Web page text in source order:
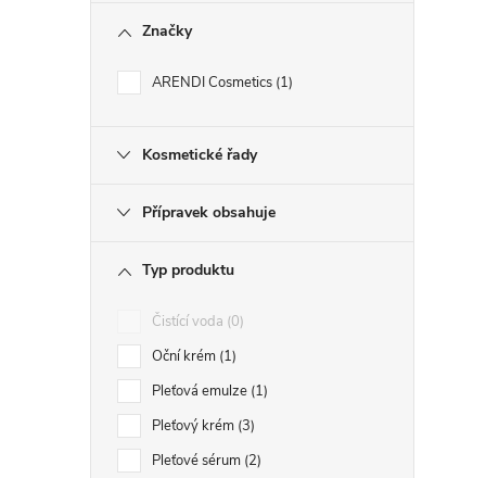
Značky
ARENDI Cosmetics 1
Kosmetické řady
Přípravek obsahuje
Typ produktu
Čistící voda 0
Oční krém 1
Pleťová emulze 1
Pleťový krém 3
Pleťové sérum 2